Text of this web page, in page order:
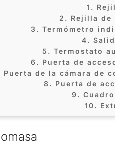
1.
2. Rejilla de
3. Termómetro
4.
5. Termostato
6. Puerta de
Puerta de la cámara de
8. Puerta de
9.
10.